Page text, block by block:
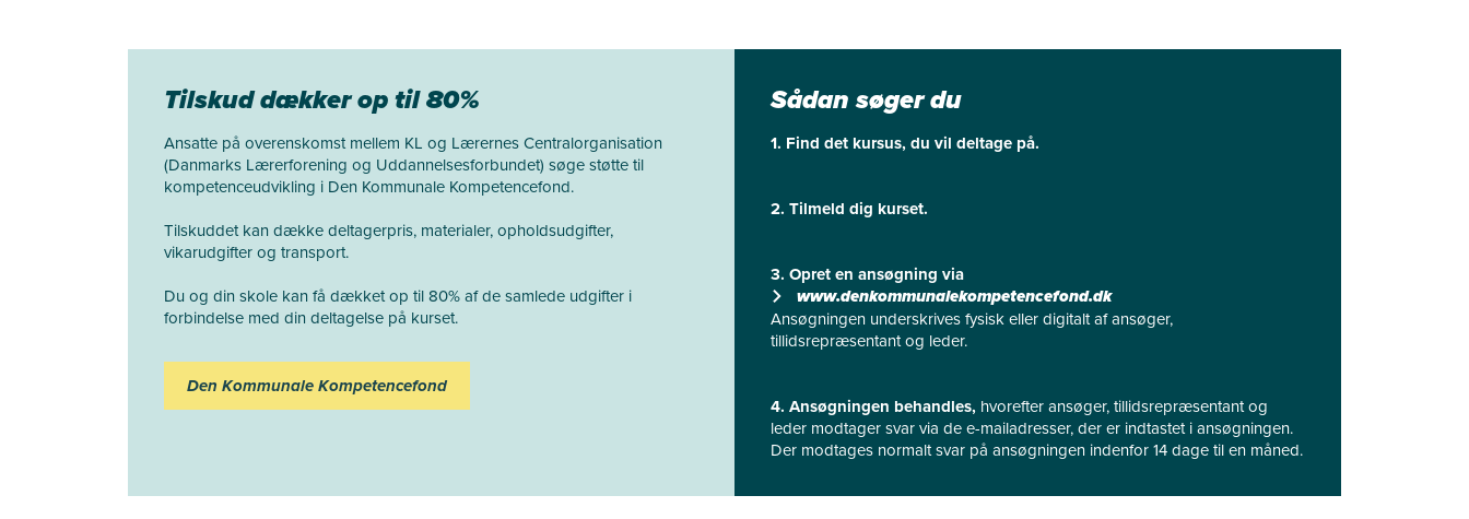
Tilskud dækker op til 80%
Ansatte på overenskomst mellem KL og Lærernes Centralorganisation
(Danmarks Lærerforening og Uddannelsesforbundet) søge støtte til
kompetenceudvikling i Den Kommunale Kompetencefond.
Tilskuddet kan dække deltagerpris, materialer, opholdsudgifter,
vikarudgifter og transport.
Du og din skole kan få dækket op til 80% af de samlede udgifter i
forbindelse med din deltagelse på kurset.
Den Kommunale Kompetencefond
Sådan søger du
1. Find det kursus, du vil deltage på.
2. Tilmeld dig kurset.
3. Opret en ansøgning via
www.denkommunalekompetencefond.dk
Ansøgningen underskrives fysisk eller digitalt af ansøger,
tillidsrepræsentant og leder.
4. Ansøgningen behandles, hvorefter ansøger, tillidsrepræsentant og
leder modtager svar via de e-mailadresser, der er indtastet i ansøgningen.
Der modtages normalt svar på ansøgningen indenfor 14 dage til en måned.